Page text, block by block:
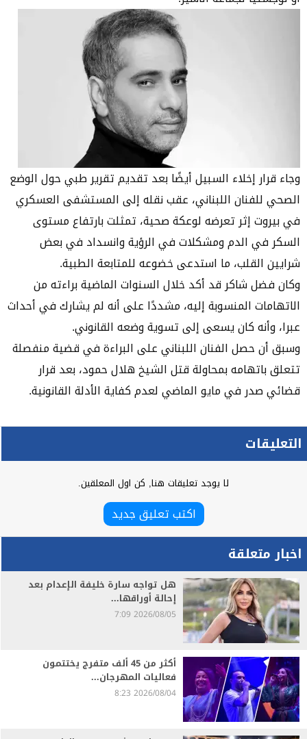
وجاء قرار إخلاء السبيل أيضًا بعد تقديم تقرير طبي حول الوضع
الصحي للفنان اللبناني، عقب نقله إلى المستشفى العسكري
في بيروت إثر تعرضه لوعكة صحية، تمثلت بارتفاع مستوى
السكر في الدم ومشكلات في الرؤية وانسداد في بعض
شرايين القلب، ما استدعى خضوعه للمتابعة الطبية.
وكان فضل شاكر قد أكد خلال السنوات الماضية براءته من
الاتهامات المنسوبة إليه، مشددًا على أنه لم يشارك في أحداث
عبرا، وأنه كان يسعى إلى تسوية وضعه القانوني.
وسبق أن حصل الفنان اللبناني على البراءة في قضية منفصلة
تتعلق باتهامه بمحاولة قتل الشيخ هلال حمود، بعد قرار
قضائي صدر في مايو الماضي لعدم كفاية الأدلة القانونية.
التعليقات
لا يوجد تعليقات هنا, كن اول المعلقين.
اكتب تعليق جديد
اخبار متعلقة
هل تواجه سارة خليفة الإعدام بعد
إحالة أوراقها...
2026/08/05 7:09
أكثر من 45 ألف متفرج يختتمون
فعاليات المهرجان...
2026/08/04 8:23